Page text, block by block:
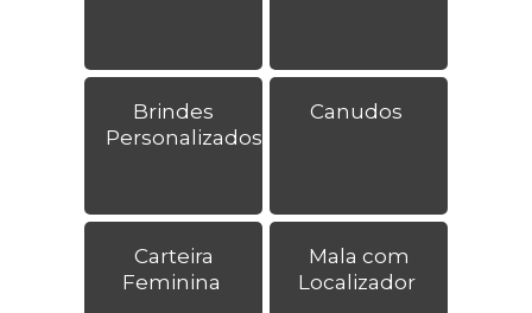
Brindes
Personalizados
Canudos
Carteira
Feminina
Mala com
Localizador